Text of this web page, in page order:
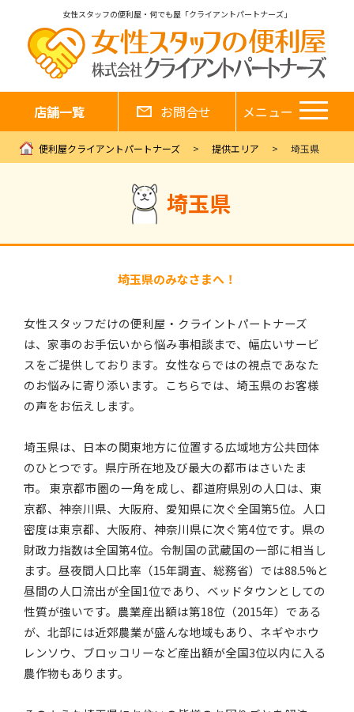
女性スタッフの便利屋・何でも屋「クライアントパートナーズ」
店舗一覧 お問合せ メニュー
便利屋クライアントパートナーズ 提供エリア 埼玉県
埼玉県
埼玉県のみなさまへ！
女性スタッフだけの便利屋・クライントパートナーズ
は、家事のお手伝いから悩み事相談まで、幅広いサービ
スをご提供しております。女性ならではの視点であなた
のお悩みに寄り添います。こちらでは、埼玉県のお客様
の声をお伝えします。
埼玉県は、日本の関東地方に位置する広域地方公共団体
のひとつです。県庁所在地及び最大の都市はさいたま
市。 東京都市圏の一角を成し、都道府県別の人口は、東
京都、神奈川県、大阪府、愛知県に次ぐ全国第5位。人口
密度は東京都、大阪府、神奈川県に次ぐ第4位です。県の
財政力指数は全国第4位。令制国の武蔵国の一部に相当し
ます。昼夜間人口比率（15年調査、総務省）では88.5%と
昼間の人口流出が全国1位であり、ベッドタウンとしての
性質が強いです。農業産出額は第18位（2015年）である
が、北部には近郊農業が盛んな地域もあり、ネギやホウ
レンソウ、ブロッコリーなど産出額が全国3位以内に入る
農作物もあります。